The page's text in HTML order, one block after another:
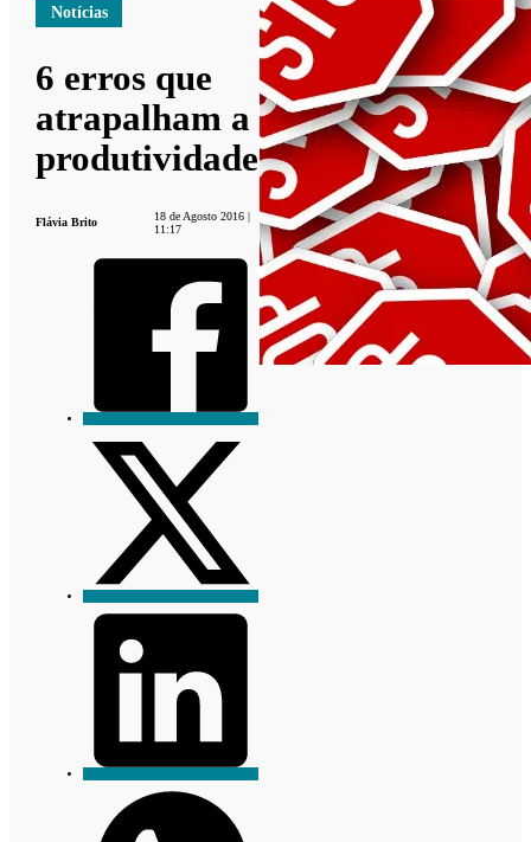
Notícias
6 erros que
atrapalham a
produtividade
Flávia Brito
18 de Agosto 2016 |
11:17